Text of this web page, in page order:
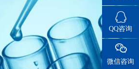
QQ咨询
微信咨询